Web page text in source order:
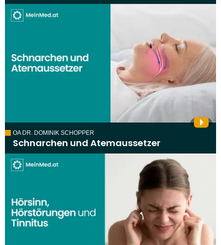
OA DR. DOMINIK SCHOPPER
Schnarchen und Atemaussetzer